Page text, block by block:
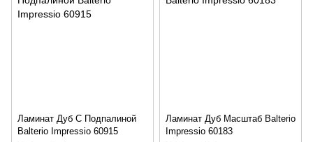
Ламинат Дуб C Подпалиной
Balterio Impressio 60915
Ламинат Дуб Масштаб Balterio
Impressio 60183